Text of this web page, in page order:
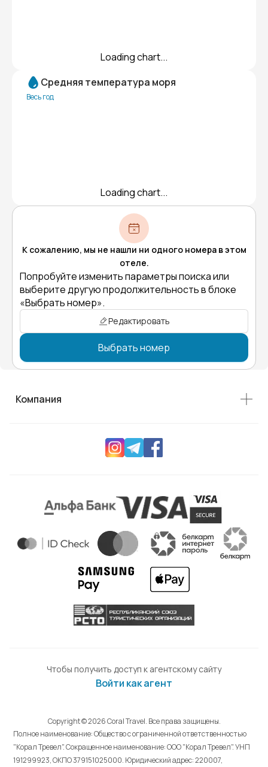
Loading chart...
Средняя температура моря
Весь год
Loading chart...
К сожалению, мы не нашли ни одного номера в этом
отеле.
Попробуйте изменить параметры поиска или
выберите другую продолжительность в блоке
«Выбрать номер».
Редактировать
Выбрать номер
Компания
Чтобы получить доступ к агентскому сайту
Войти как агент
Copyright © 2026 Coral Travel. Все права защищены.
Полное наименование: Общество с ограниченной ответственностью
"Корал Тревел". Сокращенное наименование: ООО "Корал Тревел". УНП
191299923, ОКПО 379151025000. Юридический адрес: 220007,